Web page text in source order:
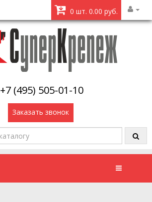
0 шт. 0.00 руб.
+7 (495) 505-01-10
Заказать звонок